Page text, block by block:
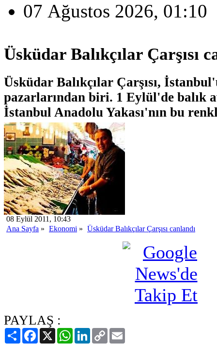
07 Ağustos 2026, 01:10
Üsküdar Balıkçılar Çarşısı
Üsküdar Balıkçılar Çarşısı,
pazarlarından biri. 1 Eylül'de balık
İstanbul Anadolu Yakası'nın bu
08 Eylül 2011, 10:43
Ana Sayfa » Ekonomi » Üsküdar Balıkçılar Çarşısı canlandı
PAYLAŞ :
PaylaşFacebook
X WhatsAppLinkedIn
Copy
Link